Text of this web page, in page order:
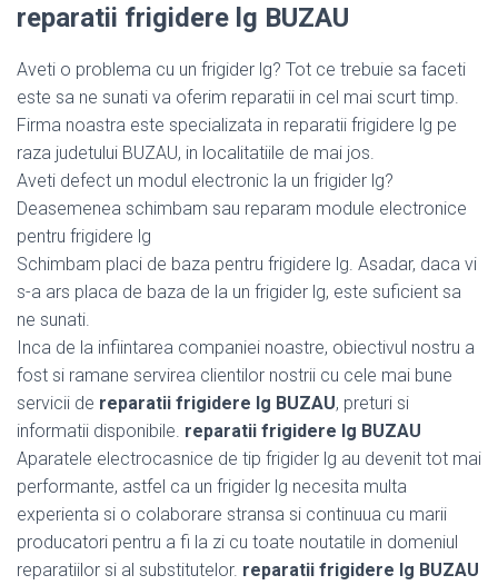
reparatii frigidere lg BUZAU
Aveti o problema cu un frigider lg? Tot ce trebuie sa faceti
este sa ne sunati va oferim reparatii in cel mai scurt timp.
Firma noastra este specializata in reparatii frigidere lg pe
raza judetului BUZAU, in localitatiile de mai jos.
Aveti defect un modul electronic la un frigider lg?
Deasemenea schimbam sau reparam module electronice
pentru frigidere lg
Schimbam placi de baza pentru frigidere lg. Asadar, daca vi
s-a ars placa de baza de la un frigider lg, este suficient sa
ne sunati.
Inca de la infiintarea companiei noastre, obiectivul nostru a
fost si ramane servirea clientilor nostrii cu cele mai bune
servicii de reparatii frigidere lg BUZAU, preturi si
informatii disponibile. reparatii frigidere lg BUZAU
Aparatele electrocasnice de tip frigider lg au devenit tot mai
performante, astfel ca un frigider lg necesita multa
experienta si o colaborare stransa si continuua cu marii
producatori pentru a fi la zi cu toate noutatile in domeniul
reparatiilor si al substitutelor. reparatii frigidere lg BUZAU